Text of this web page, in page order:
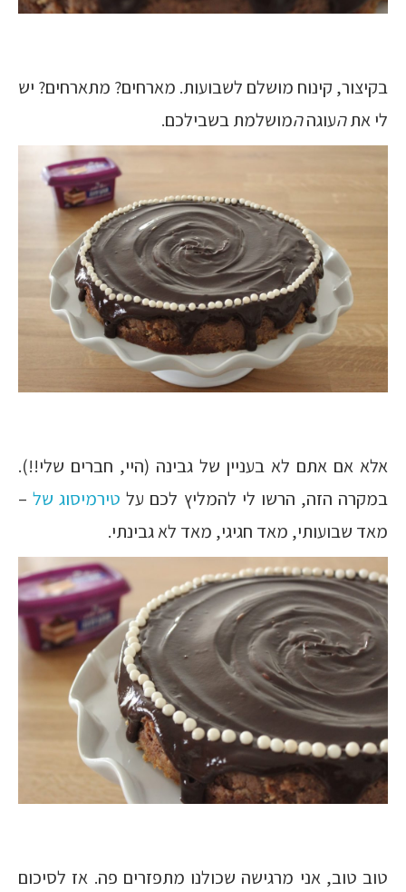
בקיצור, קינוח מושלם לשבועות. מארחים? מתארחים? יש
לי אתהעוגההמושלמת בשבילכם.
אלא אם אתם לא בעניין של גבינה (היי, חברים שלי!!).
במקרה הזה, הרשו לי להמליץ לכם על טירמיסוג של–
מאד שבועותי, מאד חגיגי, מאד לא גבינתי.
טוב טוב, אני מרגישה שכולנו מתפזרים פה. אז לסיכום